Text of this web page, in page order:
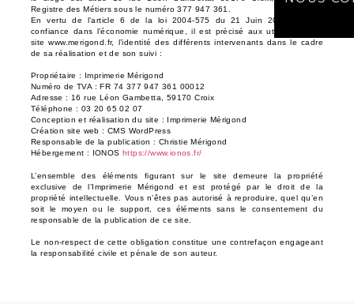
Registre des Métiers sous le numéro 377 947 361.
En vertu de l’article 6 de la loi 2004-575 du 21 Juin 2004 pour la
confiance dans l’économie numérique, il est précisé aux utilisateurs du
site www.merigond.fr, l’identité des différents intervenants dans le cadre
de sa réalisation et de son suivi :
Propriétaire :
Imprimerie Mérigond
Numéro de TVA : FR 74 377 947 361 00012
Adresse : 16 rue Léon Gambetta, 59170 Croix
Téléphone : 03 20 65 02 07
Conception et réalisation du site : Imprimerie Mérigond
Création site web : CMS WordPress
Responsable de la publication : Christie Mérigond
Hébergement :
IONOS https://www.ionos.fr/
L’ensemble des éléments figurant sur le site demeure la propriété
exclusive de l’Imprimerie Mérigond et est protégé par le droit de la
propriété intellectuelle. Vous n’êtes pas autorisé à reproduire, quel qu’en
soit le moyen ou le support, ces éléments sans le consentement du
responsable de la publication de ce site.
Le non-respect de cette obligation constitue une contrefaçon engageant
la responsabilité civile et pénale de son auteur.